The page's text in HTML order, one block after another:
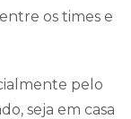
os times e
pelo
seja em casa